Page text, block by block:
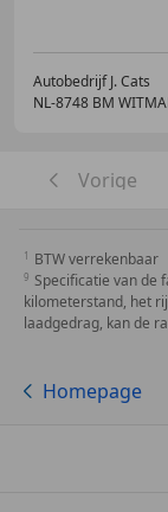
Autobedrijf J. Cats
NL-8748 BM
Vorige
BTW verrekenbaar
Specificatie van de
kilometerstand, het
laadgedrag, kan de
Homepage